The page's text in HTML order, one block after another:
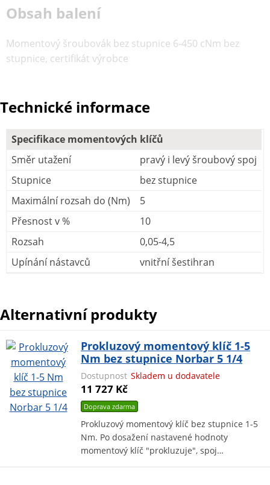
Obsah balení
Momentový šroubovák bez stupnice 6-450 cNm bez
stupnice, certifikát výrobce
Technické informace
Specifikace momentových klíčů
Směr utažení
pravý i levý šroubový spoj
Stupnice
bez stupnice
Maximální rozsah do (Nm)
5
Přesnost v %
10
Rozsah
0,05-4,5
Upínání nástavců
vnitřní šestihran
Alternativní produkty
Prokluzový momentový klíč 1-5
Nm bez stupnice Norbar 5 1/4
Dostupnost Skladem u dodavatele
11 727 Kč
Doprava zdarma
Prokluzový momentový klíč bez stupnice 1-5
Nm. Po dosažení nastavené hodnoty
momentový klíč "prokluzuje", spoj…